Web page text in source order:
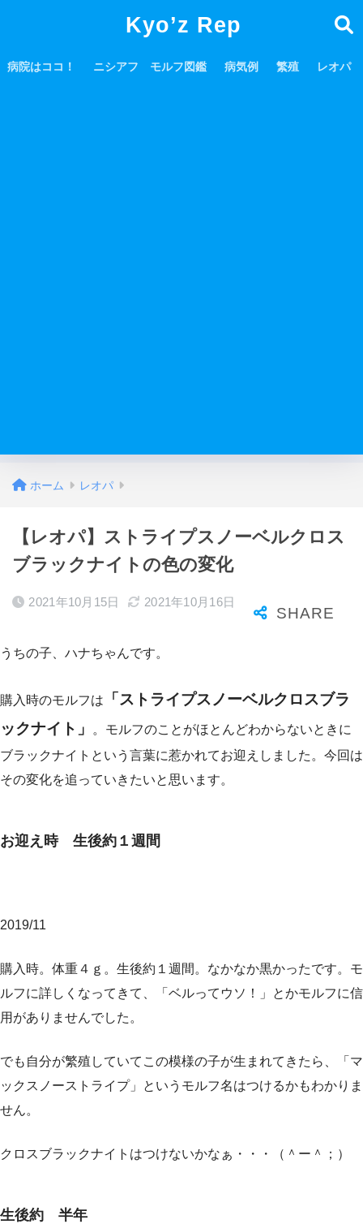
Kyo’z Rep
病院はココ！ ニシアフ モルフ図鑑 病気例 繁殖 レオパ
ホーム レオパ
【レオパ】ストライプスノーベルクロス
ブラックナイトの色の変化
2021年10月15日 2021年10月16日
うちの子、ハナちゃんです。
購入時のモルフは
「ストライプスノーベルクロスブラ
ックナイト」
。モルフのことがほとんどわからないときに
ブラックナイトという言葉に惹かれてお迎えしました。今回は
その変化を追っていきたいと思います。
お迎え時 生後約１週間
2019/11
購入時。体重４ｇ。生後約１週間。なかなか黒かったです。モ
ルフに詳しくなってきて、「ベルってウソ！」とかモルフに信
用がありませんでした。
でも自分が繁殖していてこの模様の子が生まれてきたら、「マ
ックスノーストライプ」というモルフ名はつけるかもわかりま
せん。
クロスブラックナイトはつけないかなぁ・・・（＾ー＾；）
生後約 半年